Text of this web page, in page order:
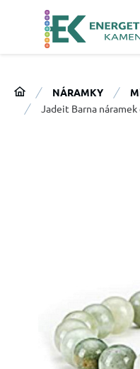
NÁRAMKY
Jadeit Barna